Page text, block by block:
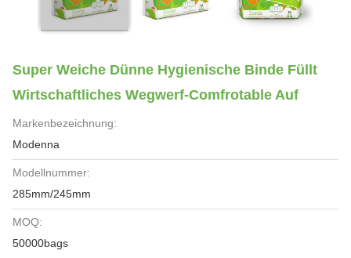
Super Weiche Dünne Hygienische Binde Füllt
Wirtschaftliches Wegwerf-Comfrotable Auf
Markenbezeichnung:
Modenna
Modellnummer:
285mm/245mm
MOQ:
50000bags